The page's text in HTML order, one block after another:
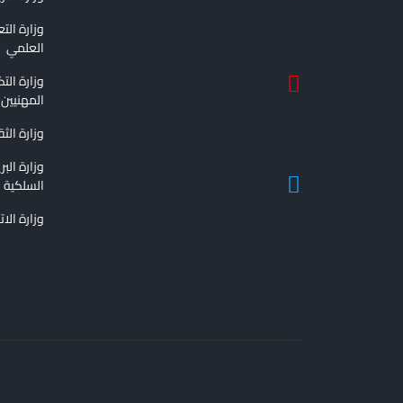
وزارة
العلمي
وزارة
المهنيين
وزارة
وزارة
وزارة